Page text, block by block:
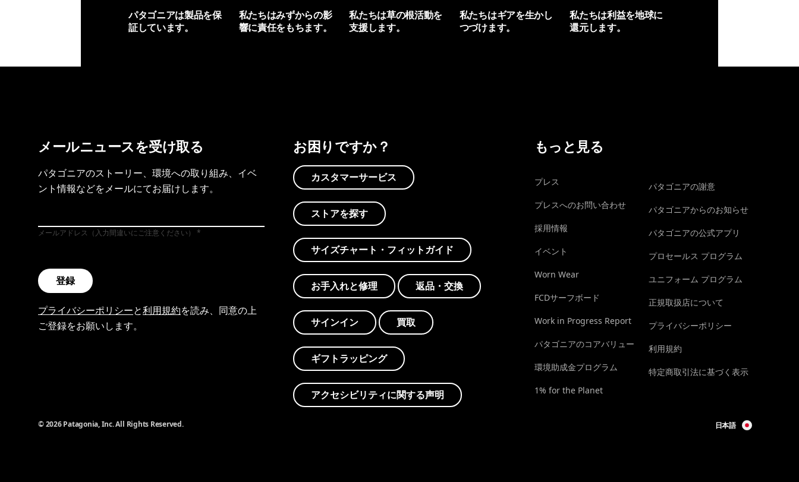
パタゴニアは製品を保
証しています。
私たちはみずからの影
響に責任をもちます。
私たちは草の根活動を
支援します。
私たちはギアを生かし
つづけます。
私たちは利益を地球に
還元します。
メールニュースを受け取る
パタゴニアのストーリー、環境への取り組み、イベ
ント情報などをメールにてお届けします。
メールアドレス（入力間違いにご注意ください）
登録
プライバシーポリシーと利用規約を読み、同意の上
ご登録をお願いします。
お困りですか？
カスタマーサービス
ストアを探す
サイズチャート・フィットガイド
お手入れと修理 返品・交換
サインイン 買取
ギフトラッピング
アクセシビリティに関する声明
もっと見る
プレス
プレスへのお問い合わせ
採用情報
イベント
Worn Wear
FCDサーフボード
Work in Progress Report
パタゴニアのコアバリュー
環境助成金プログラム
1% for the Planet
パタゴニアの謝意
パタゴニアからのお知らせ
パタゴニアの公式アプリ
プロセールス プログラム
ユニフォーム プログラム
正規取扱店について
プライバシーポリシー
利用規約
特定商取引法に基づく表示
© 2026 Patagonia, Inc. All Rights Reserved. 日本語